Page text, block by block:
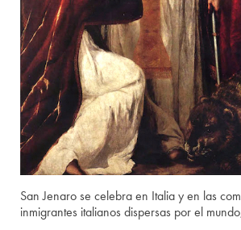
San Jenaro se celebra en Italia y en las
inmigrantes italianos dispersas por el